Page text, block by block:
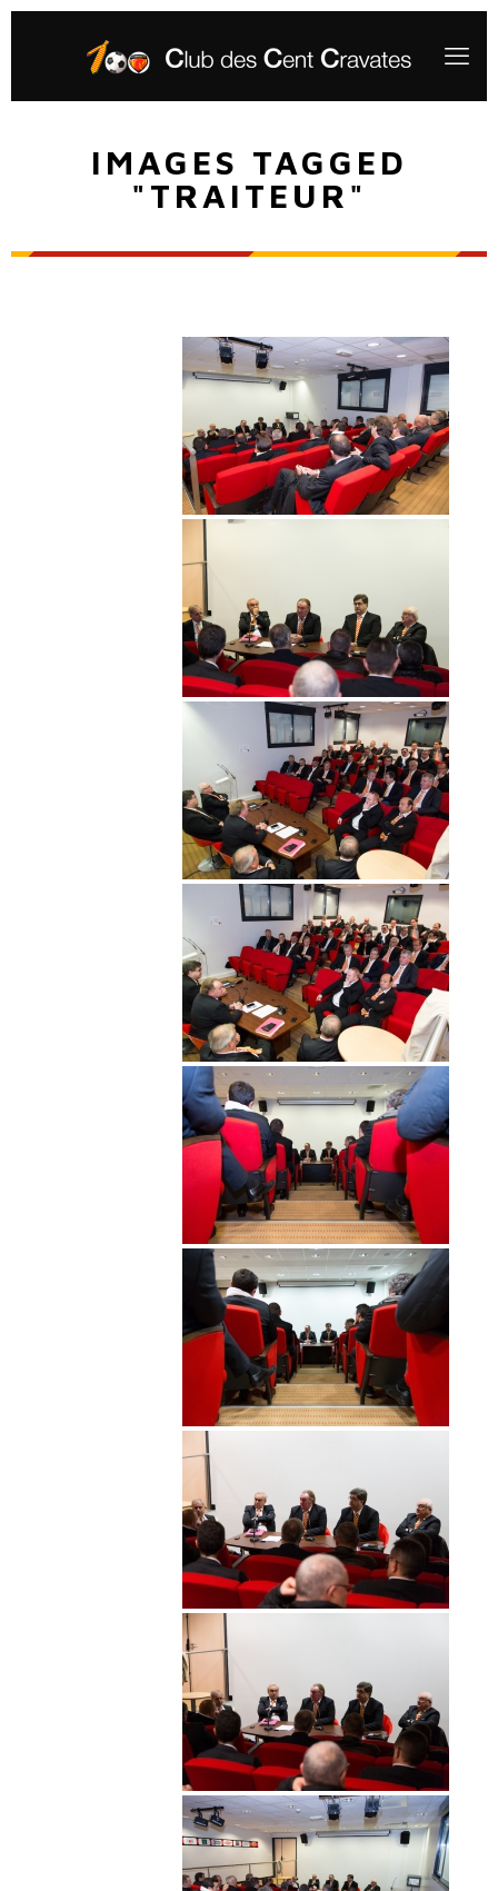
IMAGES TAGGED
"TRAITEUR"